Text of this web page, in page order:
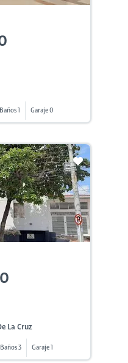
Baños 1 Garaje 0
La Cruz
Baños 3 Garaje 1